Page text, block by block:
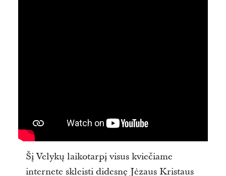
Šį Velykų laikotarpį visus kviečiame
internete skleisti didesnę Jėzaus Kristaus